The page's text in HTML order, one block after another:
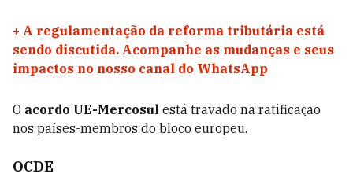
+ A regulamentação da reforma tributária está
sendo discutida. Acompanhe as mudanças e seus
impactos no nosso canal do WhatsApp
O acordo UE-Mercosul está travado na ratificação
nos países-membros do bloco europeu.
OCDE